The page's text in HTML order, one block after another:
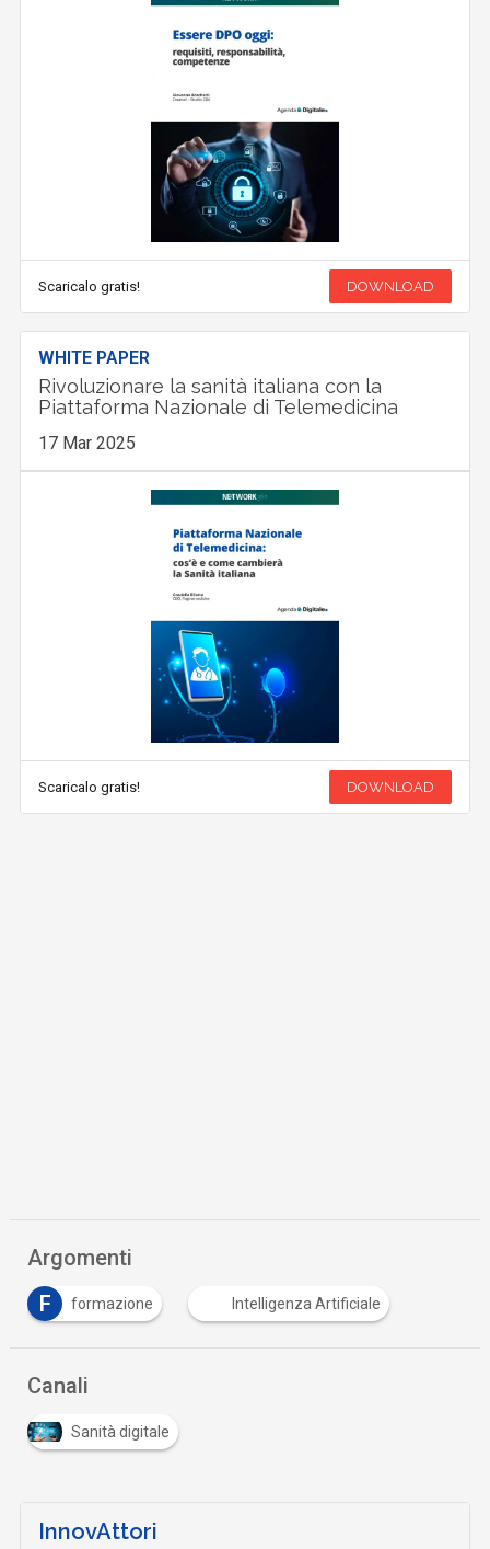
Scaricalo gratis! DOWNLOAD
WHITE PAPER
Rivoluzionare la sanità italiana con la
Piattaforma Nazionale di Telemedicina
17 Mar 2025
Scaricalo gratis! DOWNLOAD
Argomenti
F
formazione Intelligenza Artificiale
Canali
Sanità digitale
InnovAttori